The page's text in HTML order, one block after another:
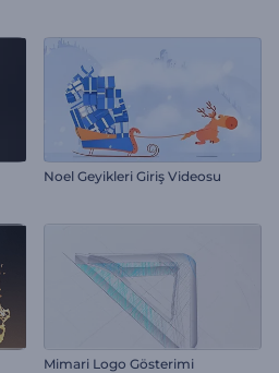
Noel Geyikleri Giriş Videosu
Mimari Logo Gösterimi